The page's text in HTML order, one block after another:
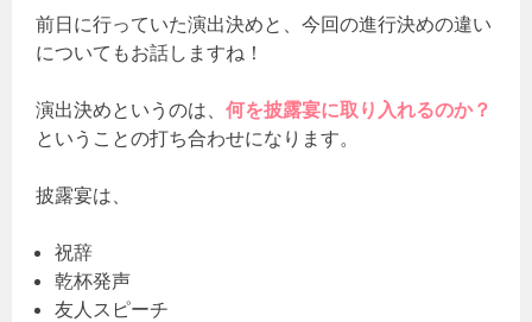
前日に行っていた演出決めと、今回の進行決めの違い
についてもお話しますね！
演出決めというのは、何を披露宴に取り入れるのか？
ということの打ち合わせになります。
披露宴は、
祝辞
乾杯発声
友人スピーチ